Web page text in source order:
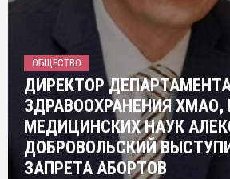
ОБЩЕСТВО
ДИРЕКТОР
ЗДРАВООХРАНЕНИЯ
МЕДИЦИНСКИХ НАУК
ДОБРОВОЛЬСКИЙ
ЗАПРЕТА АБОРТОВ